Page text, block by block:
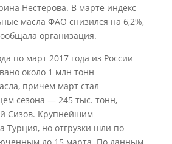
Нестерова. В марте индекс
масла ФАО снизился на 6,2%,
организация.
по март 2017 года из России
около 1 млн тонн
причем март стал
сезона — 245 тыс. тонн,
Сизов. Крупнейшим
Турция, но отгрузки шли по